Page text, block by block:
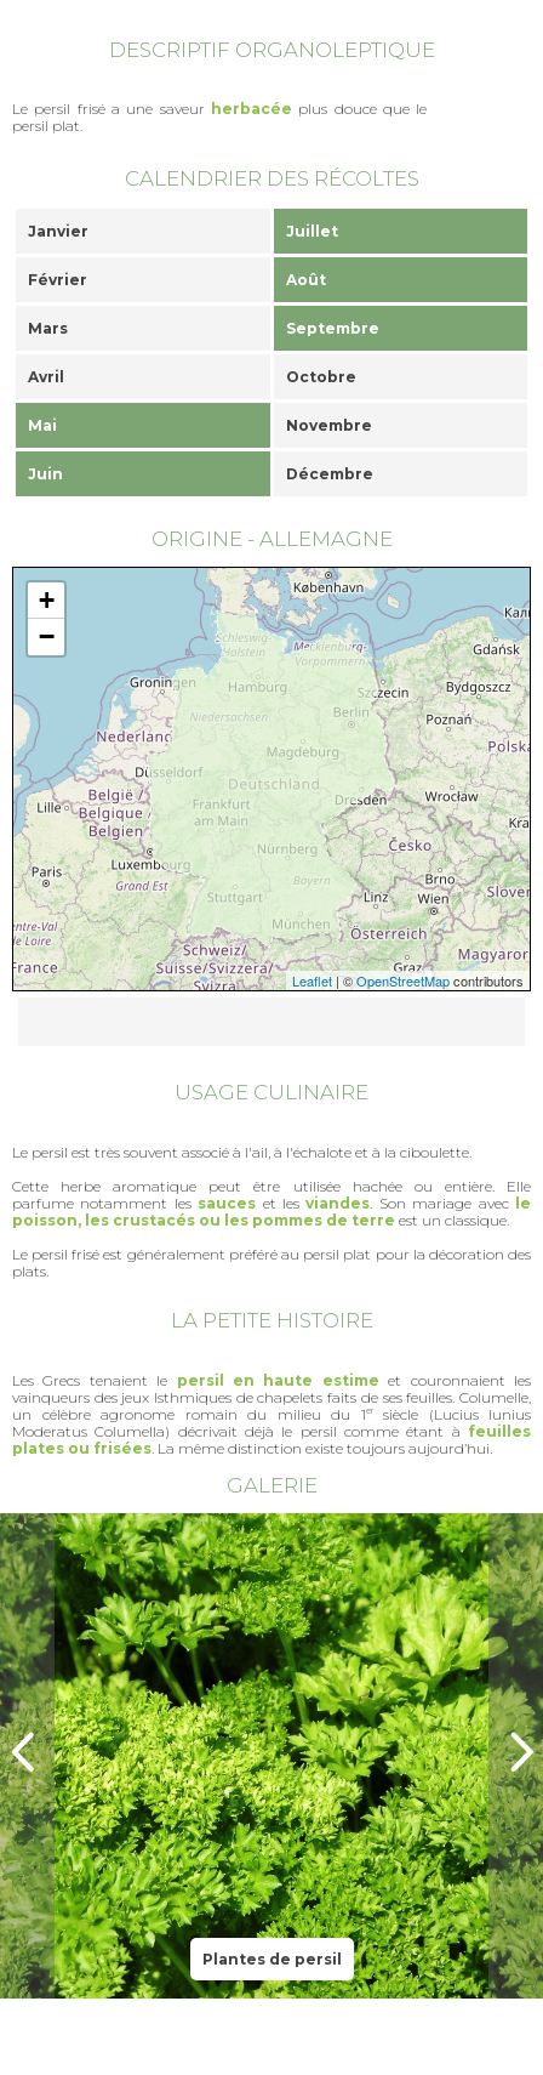
DESCRIPTIF ORGANOLEPTIQUE
Le persil frisé a une saveur herbacée plus douce que le
persil plat.
CALENDRIER DES RÉCOLTES
Janvier Juillet
Février Août
Mars Septembre
Avril Octobre
Mai Novembre
Juin Décembre
ORIGINE - ALLEMAGNE
+
−
Leaflet | ©OpenStreetMapcontributors
USAGE CULINAIRE
Le persil est très souvent associé à l'ail, à l'échalote et à la ciboulette.
Cette herbe aromatique peut être utilisée hachée ou entière. Elle
parfume notamment les sauces et lesviandes . Son mariage avec le
poisson, les crustacés ou les pommes de terre est un classique.
Le persil frisé est généralement préféré au persil plat pour la décoration des
plats.
LA PETITE HISTOIRE
Les Grecs tenaient le persil en haute estime et couronnaient les
vainqueurs des jeux Isthmiques de chapelets faits de ses feuilles. Columelle,
un célèbre agronome romain du milieu du 1ersiècle (Lucius Iunius
Moderatus Columella) décrivait déjà le persil comme étant à feuilles
plates ou frisées . La même distinction existe toujours aujourd’hui.
GALERIE
Plantes de persil